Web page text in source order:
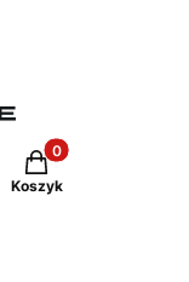
Produkty w
Koszyk